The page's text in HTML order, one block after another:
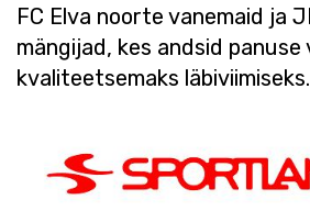
FC Elva noorte vanemaid ja
mängijad, kes andsid
kvaliteetsemaks läbiviimiseks.